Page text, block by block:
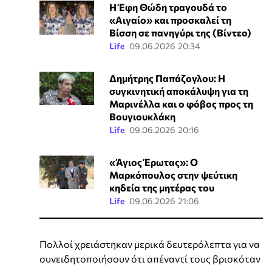
Η Έφη Θώδη τραγουδά το
«Αιγαίο» και προσκαλεί τη
Βίσση σε πανηγύρι της (Βίντεο)
Life 09.06.2026 20:34
Δημήτρης Παπάζογλου: Η
συγκινητική αποκάλυψη για τη
Μαρινέλλα και ο φόβος προς τη
Βουγιουκλάκη
Life 09.06.2026 20:16
«Άγιος Έρωτας»: Ο
Μαρκόπουλος στην ψεύτικη
κηδεία της μητέρας του
Life 09.06.2026 21:06
Πολλοί χρειάστηκαν μερικά δευτερόλεπτα για να
συνειδητοποιήσουν ότι απέναντί τους βρισκόταν